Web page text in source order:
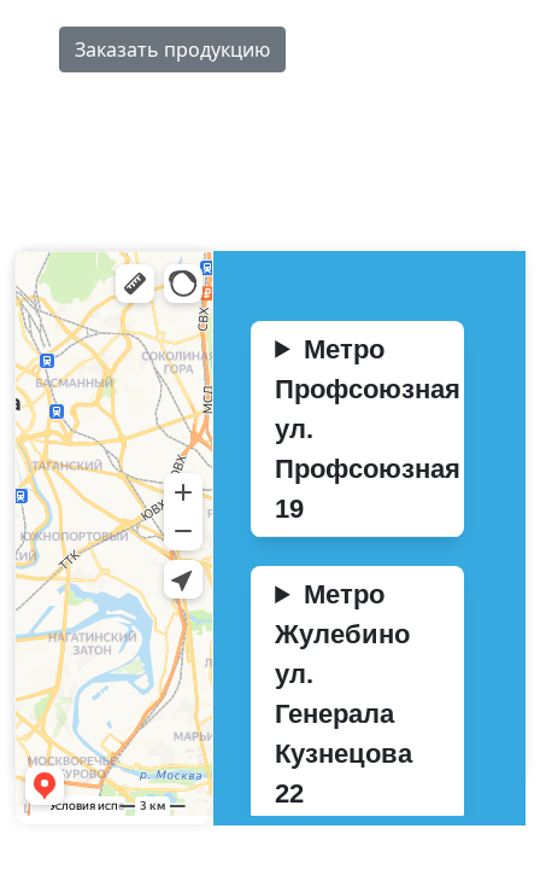
Заказать продукцию
Метро
Профсоюзная
ул.
Профсоюзная
19
Метро
Жулебино
ул.
Генерала
Кузнецова
22